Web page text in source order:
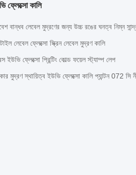
ফ্লেক্সো কালি
বান্ধব লেবেল মুদ্রণের জন্য উচ্চ রঙের ঘনত্ব নিম্ন
লেবেল ফ্লেক্সো স্ক্রিন লেবেল মুদ্রণ কালি
ইউভি ফ্লেক্সো প্রিন্টিং কোল্ড ফয়েল স্ট্যাম্প লেপ
মুদ্রণ স্থায়িত্ব ইউভি ফ্লেক্সো কালি প্যান্টন 072 সি